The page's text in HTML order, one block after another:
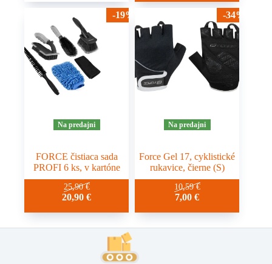
-19%
Na predajni
FORCE čistiaca sada
PROFI 6 ks, v kartóne
25,90€
20,90€
-34%
Na predajni
Force Gel 17, cyklistické
rukavice, čierne (S)
10,59€
7,00€